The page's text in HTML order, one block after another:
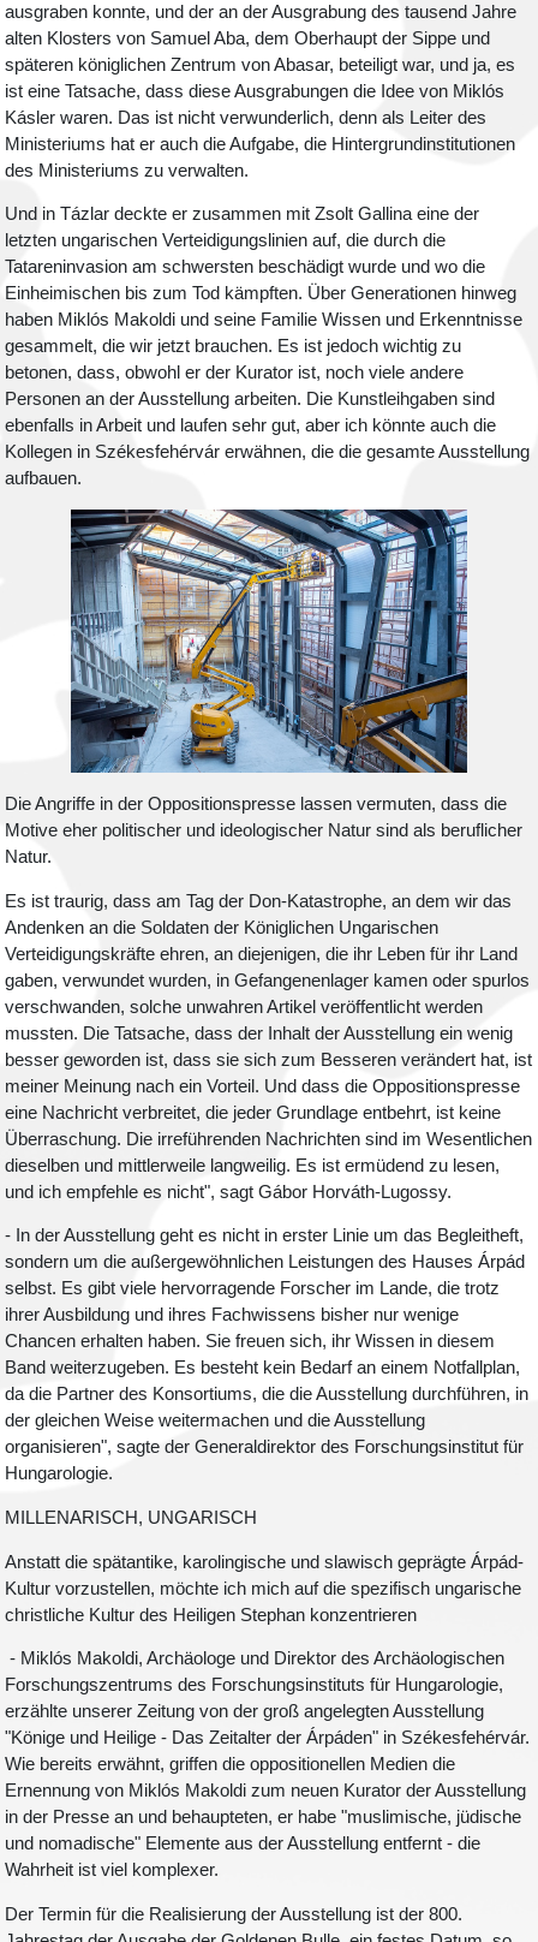
ausgraben konnte, und der an der Ausgrabung des tausend Jahre
alten Klosters von Samuel Aba, dem Oberhaupt der Sippe und
späteren königlichen Zentrum von Abasar, beteiligt war, und ja, es
ist eine Tatsache, dass diese Ausgrabungen die Idee von Miklós
Kásler waren. Das ist nicht verwunderlich, denn als Leiter des
Ministeriums hat er auch die Aufgabe, die Hintergrundinstitutionen
des Ministeriums zu verwalten.
Und in Tázlar deckte er zusammen mit Zsolt Gallina eine der
letzten ungarischen Verteidigungslinien auf, die durch die
Tatareninvasion am schwersten beschädigt wurde und wo die
Einheimischen bis zum Tod kämpften. Über Generationen hinweg
haben Miklós Makoldi und seine Familie Wissen und Erkenntnisse
gesammelt, die wir jetzt brauchen. Es ist jedoch wichtig zu
betonen, dass, obwohl er der Kurator ist, noch viele andere
Personen an der Ausstellung arbeiten. Die Kunstleihgaben sind
ebenfalls in Arbeit und laufen sehr gut, aber ich könnte auch die
Kollegen in Székesfehérvár erwähnen, die die gesamte Ausstellung
aufbauen.
Die Angriffe in der Oppositionspresse lassen vermuten, dass die
Motive eher politischer und ideologischer Natur sind als beruflicher
Natur.
Es ist traurig, dass am Tag der Don-Katastrophe, an dem wir das
Andenken an die Soldaten der Königlichen Ungarischen
Verteidigungskräfte ehren, an diejenigen, die ihr Leben für ihr Land
gaben, verwundet wurden, in Gefangenenlager kamen oder spurlos
verschwanden, solche unwahren Artikel veröffentlicht werden
mussten. Die Tatsache, dass der Inhalt der Ausstellung ein wenig
besser geworden ist, dass sie sich zum Besseren verändert hat, ist
meiner Meinung nach ein Vorteil. Und dass die Oppositionspresse
eine Nachricht verbreitet, die jeder Grundlage entbehrt, ist keine
Überraschung. Die irreführenden Nachrichten sind im Wesentlichen
dieselben und mittlerweile langweilig. Es ist ermüdend zu lesen,
und ich empfehle es nicht", sagt Gábor Horváth-Lugossy.
- In der Ausstellung geht es nicht in erster Linie um das Begleitheft,
sondern um die außergewöhnlichen Leistungen des Hauses Árpád
selbst. Es gibt viele hervorragende Forscher im Lande, die trotz
ihrer Ausbildung und ihres Fachwissens bisher nur wenige
Chancen erhalten haben. Sie freuen sich, ihr Wissen in diesem
Band weiterzugeben. Es besteht kein Bedarf an einem Notfallplan,
da die Partner des Konsortiums, die die Ausstellung durchführen, in
der gleichen Weise weitermachen und die Ausstellung
organisieren", sagte der Generaldirektor des Forschungsinstitut für
Hungarologie.
MILLENARISCH, UNGARISCH
Anstatt die spätantike, karolingische und slawisch geprägte Árpád-
Kultur vorzustellen, möchte ich mich auf die spezifisch ungarische
christliche Kultur des Heiligen Stephan konzentrieren
- Miklós Makoldi, Archäologe und Direktor des Archäologischen
Forschungszentrums des Forschungsinstituts für Hungarologie,
erzählte unserer Zeitung von der groß angelegten Ausstellung
"Könige und Heilige - Das Zeitalter der Árpáden" in Székesfehérvár.
Wie bereits erwähnt, griffen die oppositionellen Medien die
Ernennung von Miklós Makoldi zum neuen Kurator der Ausstellung
in der Presse an und behaupteten, er habe "muslimische, jüdische
und nomadische" Elemente aus der Ausstellung entfernt - die
Wahrheit ist viel komplexer.
Der Termin für die Realisierung der Ausstellung ist der 800.